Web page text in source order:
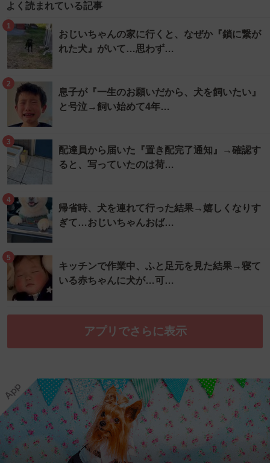
よく読まれている記事
1
おじいちゃんの家に行くと、なぜか『鎖に繋が
れた犬』がいて…思わず…
2
息子が『一生のお願いだから、犬を飼いたい』
と号泣→飼い始めて4年…
3
配達員から届いた『置き配完了通知』→確認す
ると、写っていたのは荷…
4
帰省時、犬を連れて行った結果→嬉しくなりす
ぎて…おじいちゃんおば…
5
キッチンで作業中、ふと足元を見た結果→寝て
いる赤ちゃんに犬が…可…
アプリでさらに表示